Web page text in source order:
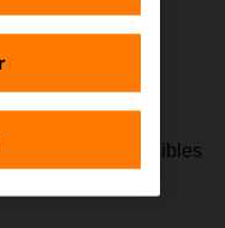
una serie de posibles